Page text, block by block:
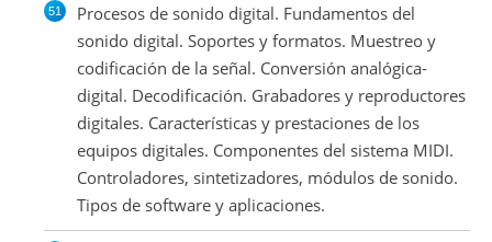
Procesos de sonido digital. Fundamentos del
sonido digital. Soportes y formatos. Muestreo y
codificación de la señal. Conversión analógica-
digital. Decodificación. Grabadores y reproductores
digitales. Características y prestaciones de los
equipos digitales. Componentes del sistema MIDI.
Controladores, sintetizadores, módulos de sonido.
Tipos de software y aplicaciones.